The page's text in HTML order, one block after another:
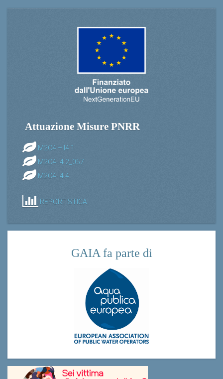
Attuazione Misure PNRR
M2C4 – I4.1
M2C4-I4.2_057
M2C4-I4.4
REPORTISTICA
GAIA fa parte di